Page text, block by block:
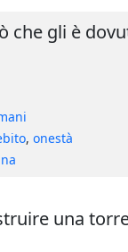
che gli è
, onestà
una